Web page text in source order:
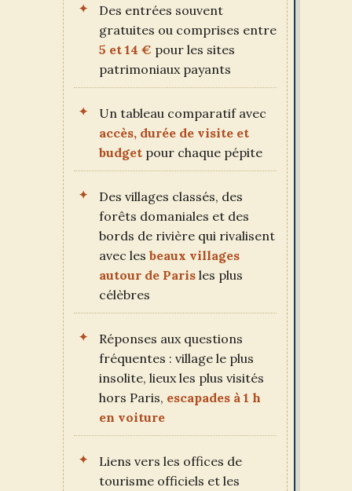
Des entrées souvent
gratuites ou comprises entre
5 et 14 € pour les sites
patrimoniaux payants
Un tableau comparatif avec
accès, durée de visite et
budget pour chaque pépite
Des villages classés, des
forêts domaniales et des
bords de rivière qui rivalisent
avec les beaux villages
autour de Paris les plus
célèbres
Réponses aux questions
fréquentes : village le plus
insolite, lieux les plus visités
hors Paris, escapades à 1 h
en voiture
Liens vers les offices de
tourisme officiels et les